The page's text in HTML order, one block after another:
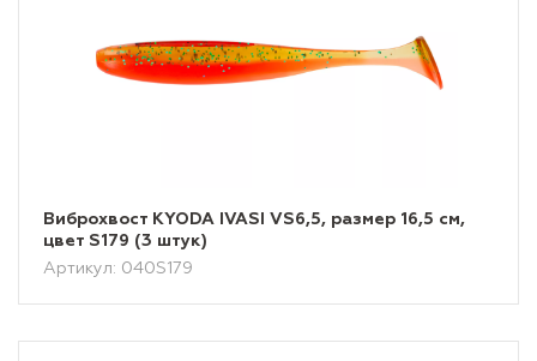
Виброхвост KYODA IVASI VS6,5, размер 16,5 см,
цвет S179 (3 штук)
Артикул: 040S179